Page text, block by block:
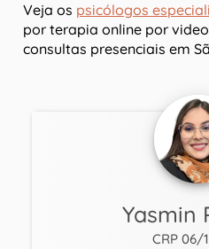
Veja os psicólogos
por terapia online por
consultas presenciais em
Yasmin
CRP 06/